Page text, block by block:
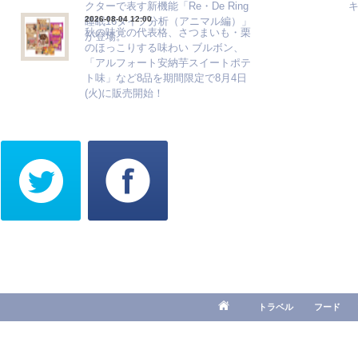
クターで表す新機能「Re・De Ring
睡眠16タイプ分析（アニマル編）」
が登場。
2026-08-04 12:00
秋の味覚の代表格、さつまいも・栗
のほっこりする味わい ブルボン、
「アルフォート安納芋スイートポテ
ト味」など8品を期間限定で8月4日
(火)に販売開始！
トラベル フード